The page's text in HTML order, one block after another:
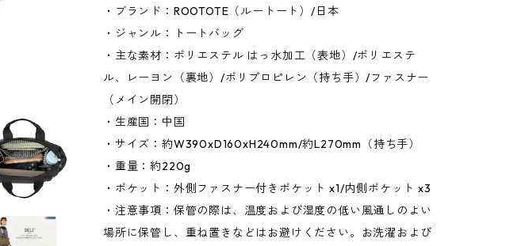
・ブランド：ROOTOTE（ルートート）/日本
・ジャンル：トートバッグ
・主な素材：ポリエステル はっ水加工（表地）/ポリエステ
ル、レーヨン（裏地）/ポリプロピレン（持ち手）/ファスナー
（メイン開閉）
・生産国：中国
・サイズ：約W390xD160xH240mm/約L270mm（持ち手）
・重量：約220g
・ポケット：外側ファスナー付きポケット x1/内側ポケット x3
・注意事項：保管の際は、温度および湿度の低い風通しのよい
場所に保管し、重ね置きなどはお避けください。お洗濯および